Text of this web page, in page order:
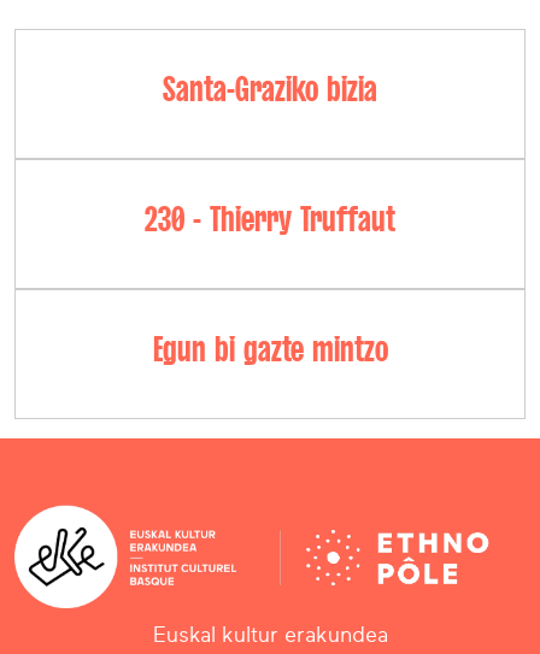
Santa-Graziko bizia
230 - Thierry Truffaut
Egun bi gazte mintzo
Euskal kultur erakundea